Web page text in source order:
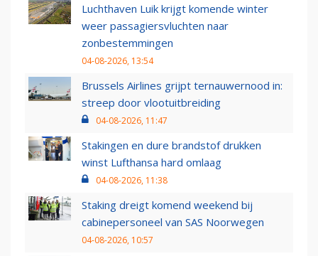
Luchthaven Luik krijgt komende winter
weer passagiersvluchten naar
zonbestemmingen
04-08-2026, 13:54
Brussels Airlines grijpt ternauwernood in:
streep door vlootuitbreiding
04-08-2026, 11:47
Stakingen en dure brandstof drukken
winst Lufthansa hard omlaag
04-08-2026, 11:38
Staking dreigt komend weekend bij
cabinepersoneel van SAS Noorwegen
04-08-2026, 10:57